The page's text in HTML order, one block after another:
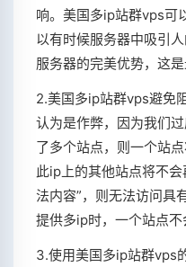
响。美国多ip站群vps可
以有时候服务器中吸引
服务器的完美优势，这是
2.美国多ip站群vps避免
认为是作弊，因为我们
了多个站点，则一个站
此ip上的其他站点将不
法内容”，则无法访问具
提供多ip时，一个站点不
3.使用美国多ip站群vps